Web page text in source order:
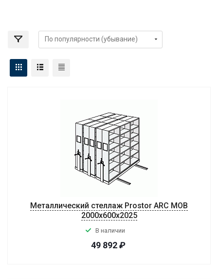
Металлический стеллаж Prostor ARC MOB
2000x600x2025
В наличии
49 892₽